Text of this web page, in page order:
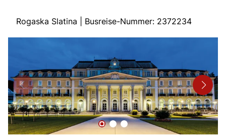
Bus mieten
Reisebüro
Newsletter
Kontakt
Rogaska Slatina | Busreise-Nummer: 2372234